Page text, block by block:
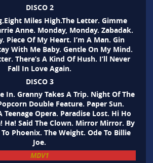
DISCO 2
Miles High.The Letter. Gimme
Anne. Monday, Monday. Zabadak.
Piece Of My Heart. I’m A Man. Gin
With Me Baby. Gentle On My Mind.
There’s A Kind Of Hush. I’ll Never
Fall In Love Again.
DISCO 3
In. Granny Takes A Trip. Night Of The
Double Feature. Paper Sun.
Teenage Opera. Paradise Lost. Hi Ho
Ha! Said The Clown. Mirror Mirror. By
Phoenix. The Weight. Ode To Billie
Joe.
MDV1